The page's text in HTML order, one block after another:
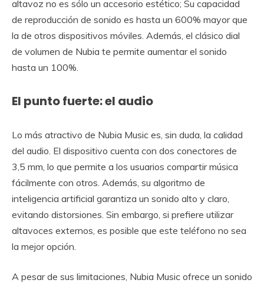
altavoz no es sólo un accesorio estético; Su capacidad
de reproducción de sonido es hasta un 600% mayor que
la de otros dispositivos móviles. Además, el clásico dial
de volumen de Nubia te permite aumentar el sonido
hasta un 100%.
El punto fuerte: el audio
Lo más atractivo de Nubia Music es, sin duda, la calidad
del audio. El dispositivo cuenta con dos conectores de
3,5 mm, lo que permite a los usuarios compartir música
fácilmente con otros. Además, su algoritmo de
inteligencia artificial garantiza un sonido alto y claro,
evitando distorsiones. Sin embargo, si prefiere utilizar
altavoces externos, es posible que este teléfono no sea
la mejor opción.
A pesar de sus limitaciones, Nubia Music ofrece un sonido